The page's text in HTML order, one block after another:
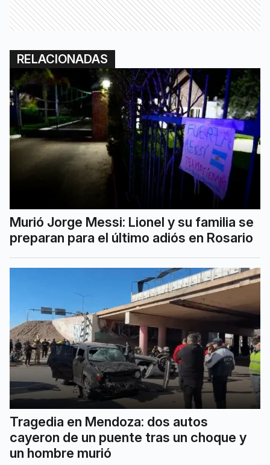
RELACIONADAS
Murió Jorge Messi: Lionel y su familia se
preparan para el último adiós en Rosario
Tragedia en Mendoza: dos autos
cayeron de un puente tras un choque y
un hombre murió